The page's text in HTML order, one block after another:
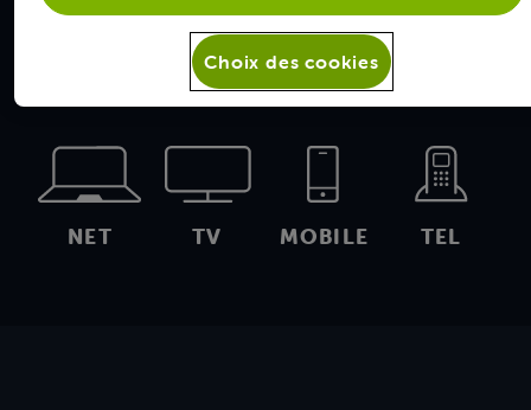
Nos forces
NET TV MOBILE TEL
Choix des cookies